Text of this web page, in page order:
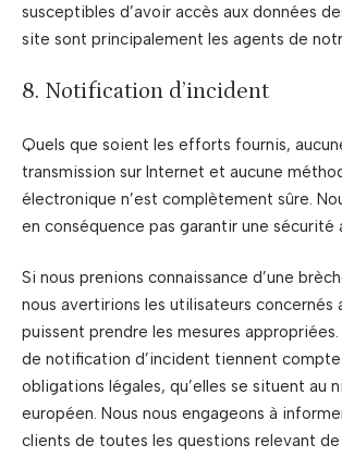
susceptibles d’avoir accès aux données
site sont principalement les agents de
8. Notification d’incident
Quels que soient les efforts fournis,
transmission sur Internet et aucune
électronique n’est complètement sûre.
en conséquence pas garantir une sécurité
Si nous prenions connaissance d’une
nous avertirions les utilisateurs concernés
puissent prendre les mesures
de notification d’incident tiennent
obligations légales, qu’elles se situent au
européen. Nous nous engageons à
clients de toutes les questions relevant